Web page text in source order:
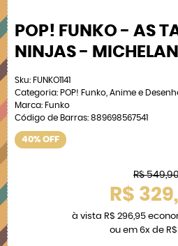
POP! FUNKO - AS
NINJAS -
Sku: FUNKO1141
Categoria: POP! Funko Anime e
Marca: Funko
Código de Barras: 889698567541
40% OFF
R$
R$
à vista R$ 296,95
ou em 6x de